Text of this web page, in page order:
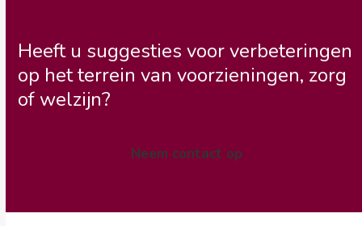
Heeft u suggesties voor verbeteringen
op het terrein van voorzieningen, zorg
of welzijn?
Neem contact op